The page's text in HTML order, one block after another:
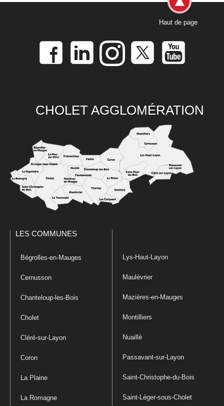
Haut de page
CHOLET AGGLOMÉRATION
LES COMMUNES
Bégrolles-en-Mauges
Cernusson
Chanteloup-les-Bois
Cholet
Cléré-sur-Layon
Coron
La Plaine
La Romagne
Lys-Haut-Layon
Maulévrier
Mazières-en-Mauges
Montilliers
Nuaillé
Passavant-sur-Layon
Saint-Christophe-du-Bois
Saint-Léger-sous-Cholet